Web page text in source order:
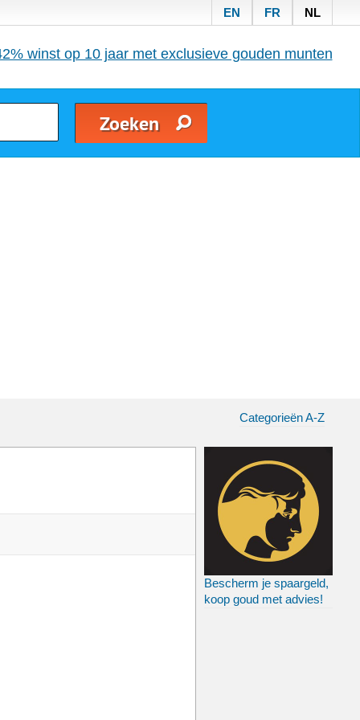
EN FR NL
winst op 10 jaar met exclusieve gouden munten
Categorieën A-Z
Bescherm je spaargeld,
koop goud met advies!